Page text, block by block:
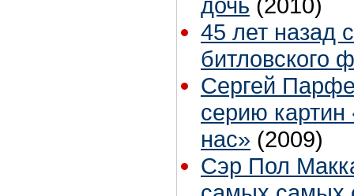
45 лет назад
битловского
Сергей
серию картин
нас» (2009)
Сэр Пол